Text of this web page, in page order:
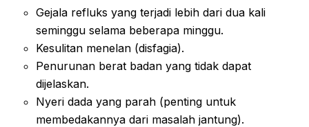
Gejala refluks yang terjadi lebih dari dua kali
seminggu selama beberapa minggu.
Kesulitan menelan (disfagia).
Penurunan berat badan yang tidak dapat
dijelaskan.
Nyeri dada yang parah (penting untuk
membedakannya dari masalah jantung).